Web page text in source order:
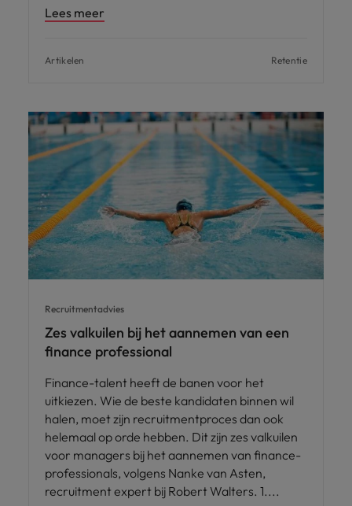
Lees meer
Artikelen Retentie
Recruitmentadvies
Zes valkuilen bij het aannemen van een
finance professional
Finance-talent heeft de banen voor het
uitkiezen. Wie de beste kandidaten binnen wil
halen, moet zijn recruitmentproces dan ook
helemaal op orde hebben. Dit zijn zes valkuilen
voor managers bij het aannemen van finance-
professionals, volgens Nanke van Asten,
recruitment expert bij Robert Walters. 1.